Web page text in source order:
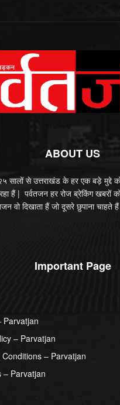
ABOUT US
सालों से उत्तराखंड के हर एक बड़े मुद्दे
हैं | पर्वतजन हर रोज ब्रेकिंग
वो दिखाता हैं जो दूसरे छुपाना चाहते
Important Page
Parvatjan
– Parvatjan
– Parvatjan
– Parvatjan